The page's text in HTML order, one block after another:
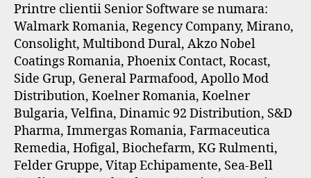
Printre clientii Senior Software se numara:
Walmark Romania, Regency Company, Mirano,
Consolight, Multibond Dural, Akzo Nobel
Coatings Romania, Phoenix Contact, Rocast,
Side Grup, General Parmafood, Apollo Mod
Distribution, Koelner Romania, Koelner
Bulgaria, Velfina, Dinamic 92 Distribution, S&D
Pharma, Immergas Romania, Farmaceutica
Remedia, Hofigal, Biochefarm, KG Rulmenti,
Felder Gruppe, Vitap Echipamente, Sea-Bell